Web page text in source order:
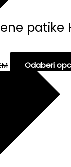
patike
Odaberi